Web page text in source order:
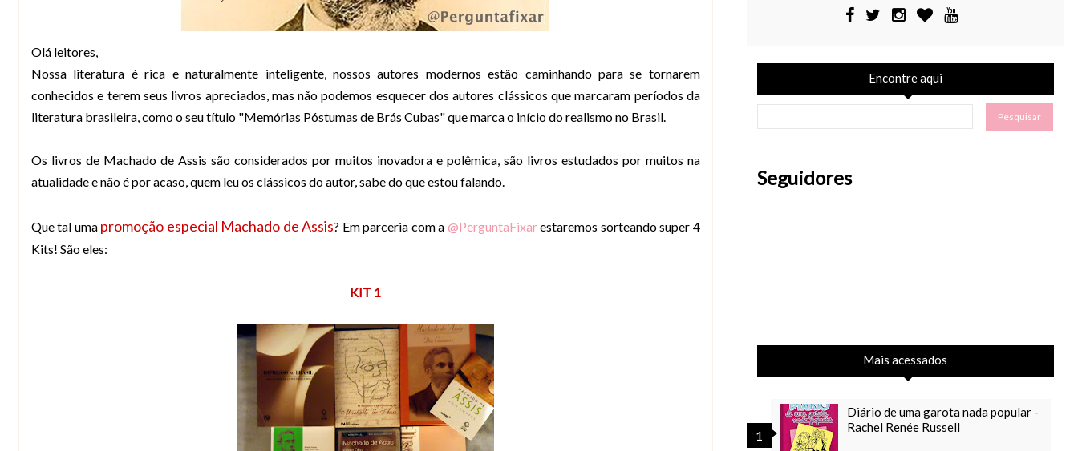
Olá leitores,
Nossa literatura é rica e naturalmente inteligente, nossos autores modernos estão caminhando para se tornarem
conhecidos e terem seus livros apreciados, mas não podemos esquecer dos autores clássicos que marcaram períodos da
literatura brasileira, como o seu título "Memórias Póstumas de Brás Cubas" que marca o início do realismo no Brasil.
Os livros de Machado de Assis são considerados por muitos inovadora e polêmica, são livros estudados por muitos na
atualidade e não é por acaso, quem leu os clássicos do autor, sabe do que estou falando.
Que tal uma promoção especial Machado de Assis? Em parceria com a @PerguntaFixarestaremos sorteando super 4
Kits! São eles:
KIT 1
Encontre aqui
Seguidores
Mais acessados
Diário de uma garota nada popular -
Rachel Renée Russell